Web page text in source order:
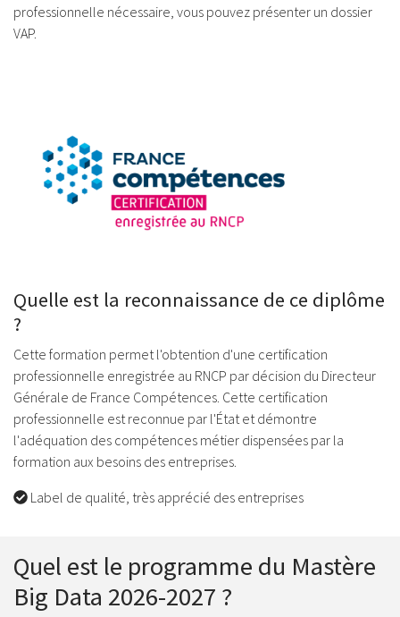
professionnelle nécessaire, vous pouvez présenter un dossier
VAP.
Quelle est la reconnaissance de ce diplôme
?
Cette formation permet l'obtention d'une certification
professionnelle enregistrée au RNCP par décision du Directeur
Générale de France Compétences. Cette certification
professionnelle est reconnue par l'État et démontre
l'adéquation des compétences métier dispensées par la
formation aux besoins des entreprises.
Label de qualité, très apprécié des entreprises
Quel est le programme du Mastère
Big Data 2026-2027 ?